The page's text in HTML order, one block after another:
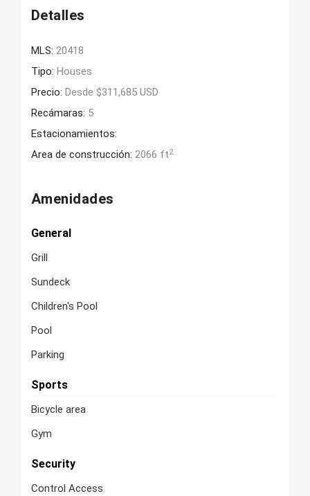
Detalles
MLS: 20418
Tipo: Houses
Precio: Desde $311,685 USD
Recámaras: 5
Estacionamientos:
Area de construcción: 2066 ft2
Amenidades
General
Grill
Sundeck
Children's Pool
Pool
Parking
Sports
Bicycle area
Gym
Security
Control Access